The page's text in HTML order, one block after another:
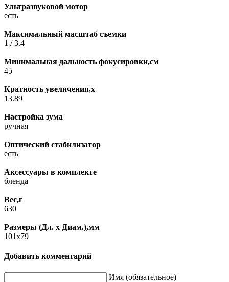
Ультразвуковой мотор
есть
Максимальный масштаб съемки
1 / 3.4
Минимальная дальность фокусировки,см
45
Кратность увеличения,x
13.89
Настройка зума
ручная
Оптический стабилизатор
есть
Аксессуары в комплекте
бленда
Вес,г
630
Размеры (Дл. x Диам.),мм
101x79
Добавить комментарий
Имя (обязательное)